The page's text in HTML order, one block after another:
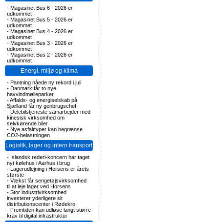
- Magasinet Bus 6 - 2026 er
udkommet
- Magasinet Bus 5 - 2026 er
udkommet
- Magasinet Bus 4 - 2026 er
udkommet
- Magasinet Bus 3 - 2026 er
udkommet
- Magasinet Bus 2 - 2026 er
udkommet
Energi, miljø og klima
- Pantning nåede ny rekord i juli
- Danmark får to nye
havvindmølleparker
-Affalds- og energiselskab på
Sjælland får ny genbrugschef
- Delebilstjeneste samarbejder med
kinesisk virksomhed om
selvkørende biler
- Nye asfalttyper kan begrænse
CO2-belastningen
Logistik, lager og intern transport
- Islandsk rederi-koncern har taget
nyt kølehus i Aarhus i brug
- Lagerudlejning i Horsens er årets
største
- Vækst får sengetøjsvirksomhed
til at leje lager ved Horsens
- Stor industrivirksomhed
investerer yderligere sit
distributionscenter i Rødekro
- Fremtiden kan udløse langt større
krav til digital infrastruktur